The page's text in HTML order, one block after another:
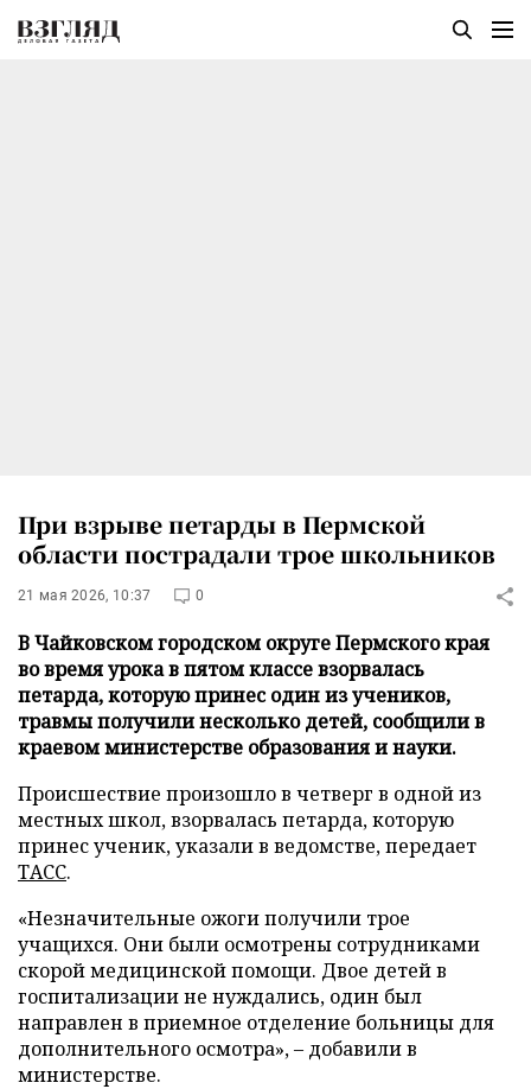
При взрыве петарды в Пермской
области пострадали трое школьников
21 мая 2026, 10:37 0
В Чайковском городском округе Пермского края
во время урока в пятом классе взорвалась
петарда, которую принес один из учеников,
травмы получили несколько детей, сообщили в
краевом министерстве образования и науки.
Происшествие произошло в четверг в одной из
местных школ, взорвалась петарда, которую
принес ученик, указали в ведомстве, передает
ТАСС.
«Незначительные ожоги получили трое
учащихся. Они были осмотрены сотрудниками
скорой медицинской помощи. Двое детей в
госпитализации не нуждались, один был
направлен в приемное отделение больницы для
дополнительного осмотра», – добавили в
министерстве.